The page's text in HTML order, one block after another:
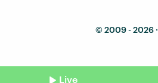
© 2009 - 2026 ·
Live